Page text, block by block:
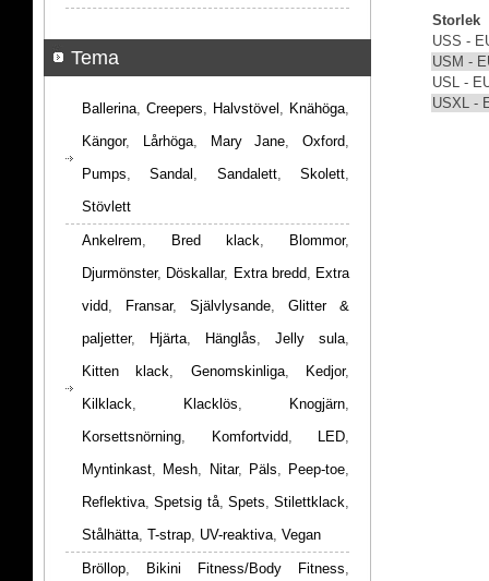
Storlek
USS -
USM -
USL -
USXL -
Tema
Ballerina, Creepers, Halvstövel , Knähöga,
Kängor, Lårhöga, Mary Jane, Oxford,
Pumps,Sandal , Sandalett,Skolett,
Stövlett
Ankelrem, Bred klack, Blommor,
Djurmönster, Döskallar, Extra bredd, Extra
vidd, Fransar, Självlysande, Glitter &
paljetter, Hjärta, Hänglås, Jelly sula,
Kitten klack, Genomskinliga, Kedjor,
Kilklack, Klacklös, Knogjärn,
Korsettsnörning, Komfortvidd, LED,
Myntinkast, Mesh, Nitar, Päls, Peep-toe,
Reflektiva,Spetsig tå, Spets, Stilettklack,
Stålhätta, T-strap, UV-reaktiva, Vegan
Bröllop, Bikini Fitness/Body Fitness,